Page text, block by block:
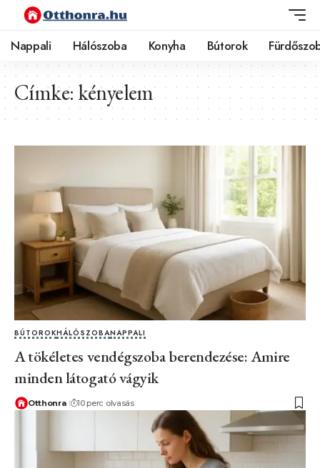
Nappali Hálószoba Konyha Bútorok
Címke: kényelem
BÚTOROKHÁLÓSZOBANAPPALI
A tökéletes vendégszoba berendezése: Amire
minden látogató vágyik
Otthonra 10 perc olvasás